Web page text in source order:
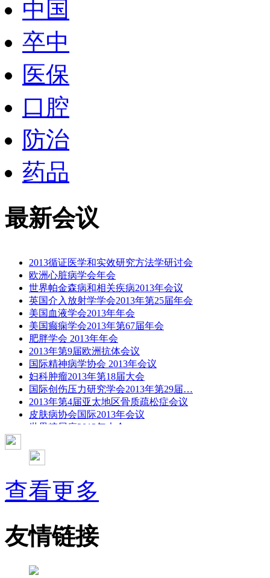
中国
卒中
医保
口腔
防治
药品
最新会议
2013循证医学和实效研究方法学研讨会
欧洲心脏病学会年会
世界帕金森病和相关疾病2013年会议
英国介入放射学学会2013年第25届年会
美国血液学会2013年年会
美国癫痫学会2013年第67届年会
肥胖学会 2013年年会
2013年第9届欧洲抗体会议
国际精神病学协会 2013年会议
妇科肿瘤2013年第18届大会
国际创伤压力研究学会2013年第29届…
2013年第4届亚太地区骨质疏松症会议
皮肤病协会国际2013年会议
世界糖尿病2013年大会
彭晓霞---诊断试验的Meta分析
武姗姗---累积Meta分析和TSA分析
孙凤---Network Meta分析
杨智荣---Cochrane综述实战经验分享
杨祖耀---疾病频率资料的Meta分析
查看更多
友情链接